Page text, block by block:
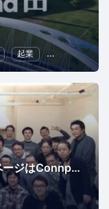
起業 ビジネス戦略
JAWS-UG名古屋(申し込みページはConnpassへ移行)